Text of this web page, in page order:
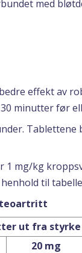
med
effekt av
minutter før
Tablettene
1 mg/kg
til
ut fra styrke
20 mg